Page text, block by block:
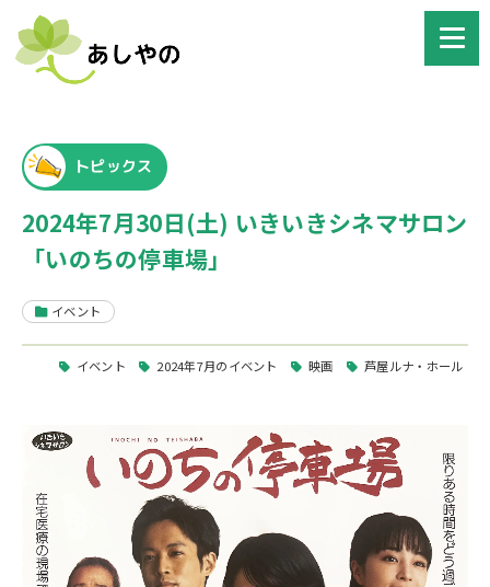
トピックス
2024年7月30日(土) いきいきシネマサロン
「いのちの停車場」
イベント
イベント 2024年7月のイベント 映画 芦屋ルナ・ホール